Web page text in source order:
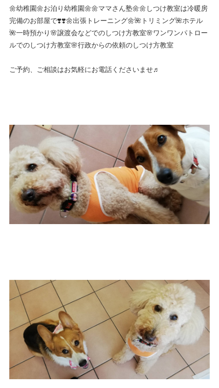
🌼幼稚園🌼お泊り幼稚園🌼🌼ママさん塾🌼🌼しつけ教室は冷暖房
完備のお部屋で❣️❣️🌼出張トレーニング🌼🌺トリミング🌺ホテル
🌺一時預かり🌸譲渡会などでのしつけ方教室🌸ワンワンパトロー
ルでのしつけ方教室🌸行政からの依頼のしつけ方教室
ご予約、ご相談はお気軽にお電話くださいませ♬